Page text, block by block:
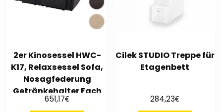
2er Kinosessel HWC-
K17, Relaxsessel Sofa,
Nosagfederung
Getränkehalter Fach
651,17€
Cilek STUDIO Treppe für
Etagenbett
284,23€